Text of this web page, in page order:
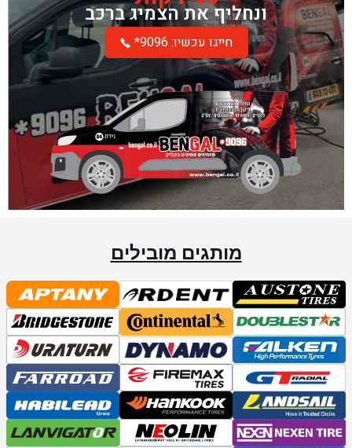
ונחליף את הצמיג ברכב
*חייגו עכשיו: 9096
מותגים מובילים